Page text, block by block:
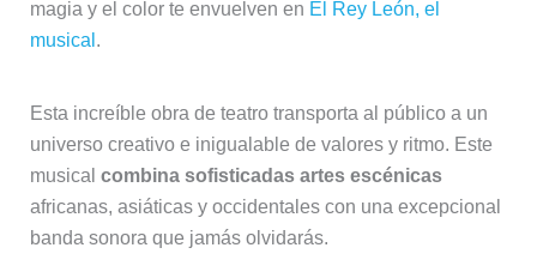
magia y el color te envuelven en El Rey León, el
musical .
Esta increíble obra de teatro transporta al público a un
universo creativo e inigualable de valores y ritmo. Este
musical combina sofisticadas artes escénicas
africanas, asiáticas y occidentales con una excepcional
banda sonora que jamás olvidarás.